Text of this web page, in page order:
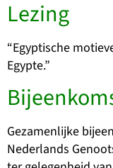
Lezing
“Egyptische
Egypte.”
Gezamenlijke
Nederlands